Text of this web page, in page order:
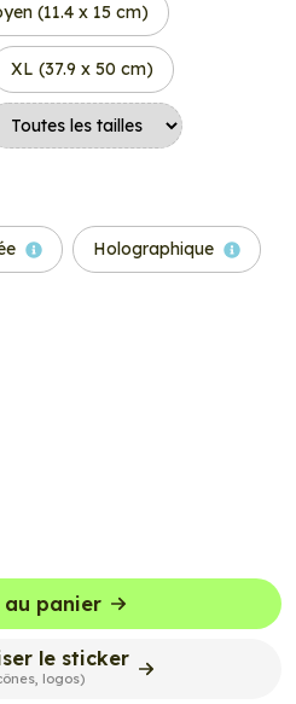
(11.4 x 15 cm)
XL (37.9 x 50 cm)
Holographique
panier
le sticker
logos)